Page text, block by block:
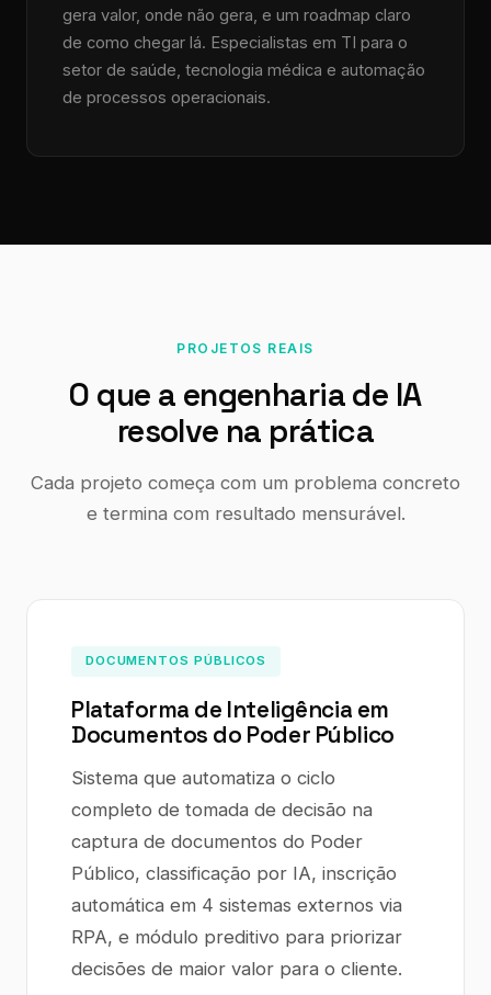
gera valor, onde não gera, e um roadmap claro
de como chegar lá. Especialistas em TI para o
setor de saúde, tecnologia médica e automação
de processos operacionais.
PROJETOS REAIS
O que a engenharia de IA
resolve na prática
Cada projeto começa com um problema concreto
e termina com resultado mensurável.
DOCUMENTOS PÚBLICOS
Plataforma de Inteligência em
Documentos do Poder Público
Sistema que automatiza o ciclo
completo de tomada de decisão na
captura de documentos do Poder
Público, classificação por IA, inscrição
automática em 4 sistemas externos via
RPA, e módulo preditivo para priorizar
decisões de maior valor para o cliente.